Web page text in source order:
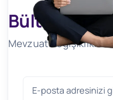
Bültenimize
Mevzuat